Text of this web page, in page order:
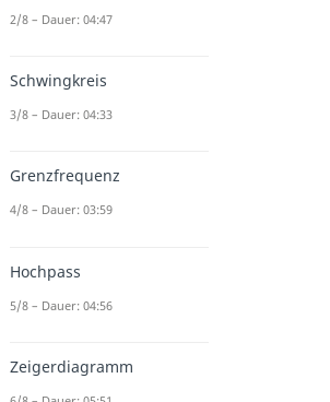
2/8 – Dauer: 04:47
Schwingkreis
3/8 – Dauer: 04:33
Grenzfrequenz
4/8 – Dauer: 03:59
Hochpass
5/8 – Dauer: 04:56
Zeigerdiagramm